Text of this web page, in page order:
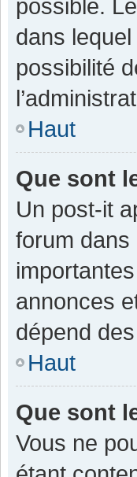
possible.
dans
possibilité
Haut
Que sont
Un post-it
forum dans
annonces
dépend
Haut
Que sont
Vous ne